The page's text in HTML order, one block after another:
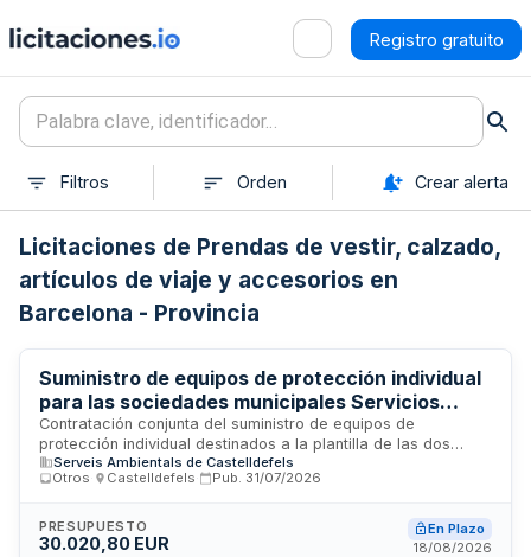
Registro gratuito
Filtros Orden Crear alerta
Licitaciones de Prendas de vestir, calzado,
artículos de viaje y accesorios en
Barcelona - Provincia
Suministro de equipos de protección individual
para las sociedades municipales Servicios
Ambientales de Castelldefels y Jarfels
Contratación conjunta del suministro de equipos de
protección individual destinados a la plantilla de las dos
sociedades municipales. El contrato contempla la entrega de
material de protección, incluyendo todos los costos
administrativos. El adjudicatario deberá garantizar la
puntualidad en las entregas, asumir todas las despesas de
Serveis Ambientals de Castelldefels
Otros
Castelldefels Pub. 31/07/2026
PRESUPUESTO
30.020,80 EUR
En Plazo
18/08/2026